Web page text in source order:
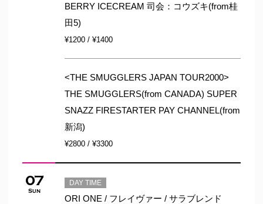
BERRY ICECREAM 司会：コウズキ(from桂
田5)
¥1200 / ¥1400
<THE SMUGGLERS JAPAN TOUR2000>
THE SMUGGLERS(from CANADA) SUPER
SNAZZ FIRESTARTER PAY CHANNEL(from
新潟)
¥2800 / ¥3300
07
Sun
DAY TIME
ORI ONE / フレイヴァー / サラブレンド